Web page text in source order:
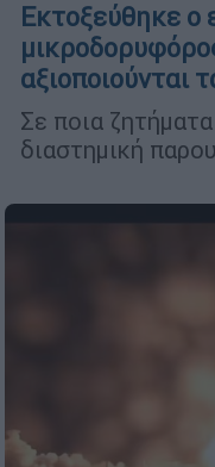
Εκτοξεύθηκε ο
αξιοποιούνται
Σε ποια
διαστημική